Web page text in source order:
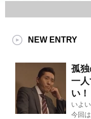
NEW ENTRY
孤
一
い！
いよ
今回